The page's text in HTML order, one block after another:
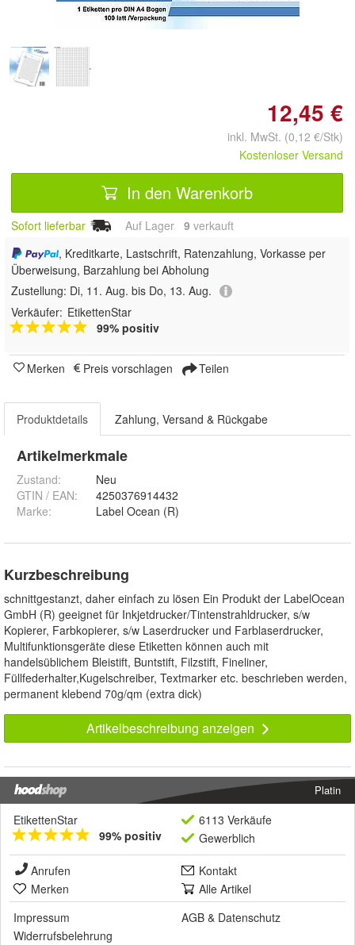
12,45 €
inkl. MwSt. (0,12 €/Stk)
Kostenloser Versand
In den Warenkorb
Sofort lieferbar Auf Lager 9 verkauft
, Kreditkarte, Lastschrift, Ratenzahlung, Vorkasse per
Überweisung, Barzahlung bei Abholung
Zustellung: Di, 11. Aug. bis Do, 13. Aug.
Verkäufer: EtikettenStar
99% positiv
Merken Preis vorschlagen Teilen
Produktdetails Zahlung, Versand & Rückgabe
Artikelmerkmale
Zustand:
Neu
GTIN / EAN:
4250376914432
Marke:
Label Ocean (R)
Kurzbeschreibung
schnittgestanzt, daher einfach zu lösen Ein Produkt der LabelOcean
GmbH (R) geeignet für Inkjetdrucker/Tintenstrahldrucker, s/w
Kopierer, Farbkopierer, s/w Laserdrucker und Farblaserdrucker,
Multifunktionsgeräte diese Etiketten können auch mit
handelsüblichem Bleistift, Buntstift, Filzstift, Fineliner,
Füllfederhalter,Kugelschreiber, Textmarker etc. beschrieben werden,
permanent klebend 70g/qm (extra dick)
Artikelbeschreibung anzeigen
Platin
EtikettenStar
99% positiv
6113 Verkäufe
Gewerblich
Anrufen
Kontakt
Merken
Alle Artikel
Impressum
AGB & Datenschutz
Widerrufsbelehrung